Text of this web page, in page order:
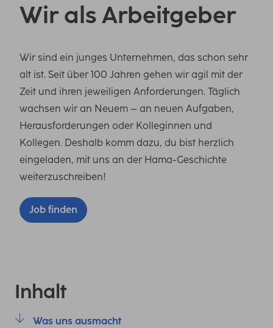
Wir als Arbeitgeber
Wir sind ein junges Unternehmen, das schon sehr
alt ist. Seit über 100 Jahren gehen wir agil mit der
Zeit und ihren jeweiligen Anforderungen. Täglich
wachsen wir an Neuem – an neuen Aufgaben,
Herausforderungen oder Kolleginnen und
Kollegen. Deshalb komm dazu, du bist herzlich
eingeladen, mit uns an der Hama-Geschichte
weiterzuschreiben!
Job finden
Inhalt
Was uns ausmacht